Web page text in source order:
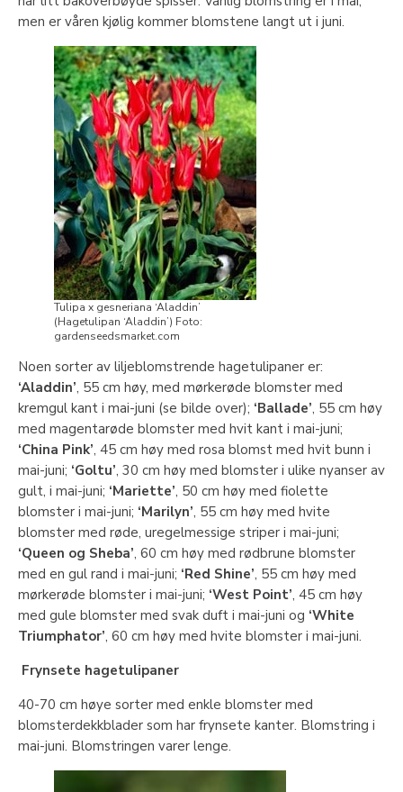
men er våren kjølig kommer blomstene langt ut i juni.
Tulipa x gesneriana ‘Aladdin’
(Hagetulipan ‘Aladdin’) Foto:
gardenseedsmarket.com
Noen sorter av liljeblomstrende hagetulipaner er:
‘Aladdin’, 55 cm høy, med mørkerøde blomster med
kremgul kant i mai-juni (se bilde over); ‘Ballade’, 55 cm høy
med magentarøde blomster med hvit kant i mai-juni;
‘China Pink’, 45 cm høy med rosa blomst med hvit bunn i
mai-juni; ‘Goltu’, 30 cm høy med blomster i ulike nyanser av
gult, i mai-juni; ‘Mariette’, 50 cm høy med fiolette
blomster i mai-juni; ‘Marilyn’, 55 cm høy med hvite
blomster med røde, uregelmessige striper i mai-juni;
‘Queen og Sheba’, 60 cm høy med rødbrune blomster
med en gul rand i mai-juni; ‘Red Shine’, 55 cm høy med
mørkerøde blomster i mai-juni; ‘West Point’, 45 cm høy
med gule blomster med svak duft i mai-juni og ‘White
Triumphator’, 60 cm høy med hvite blomster i mai-juni.
Frynsete hagetulipaner
40-70 cm høye sorter med enkle blomster med
blomsterdekkblader som har frynsete kanter. Blomstring i
mai-juni. Blomstringen varer lenge.